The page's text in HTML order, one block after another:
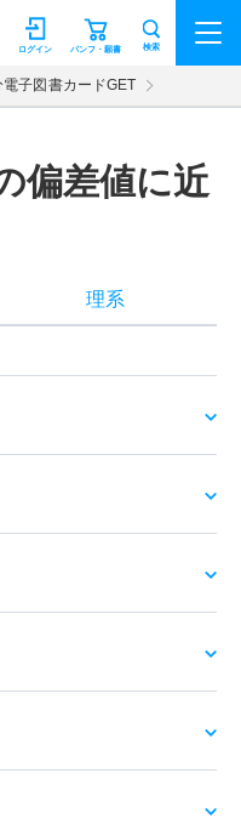
パンフ・願書
ログイン 検索
電子図書カードGET
偏差値に近
理系